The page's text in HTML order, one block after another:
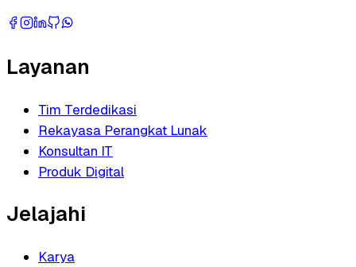
Layanan
Tim Terdedikasi
Rekayasa Perangkat Lunak
Konsultan IT
Produk Digital
Jelajahi
Karya